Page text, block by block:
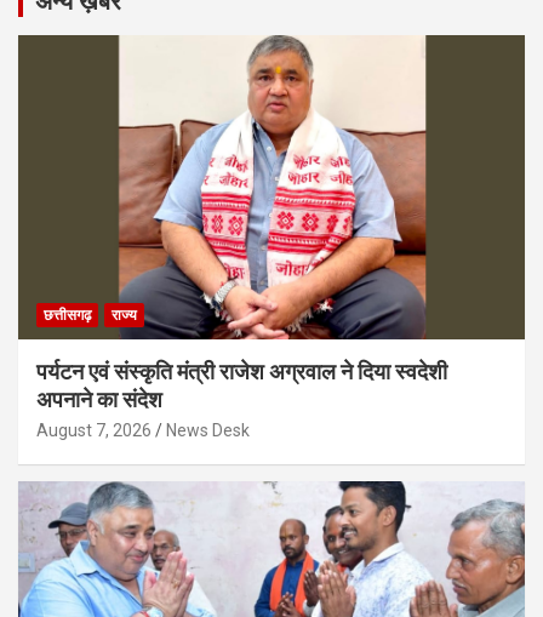
छत्तीसगढ़ राज्य
पर्यटन एवं संस्कृति मंत्री राजेश अग्रवाल ने दिया स्वदेशी
अपनाने का संदेश
August 7, 2026 News Desk